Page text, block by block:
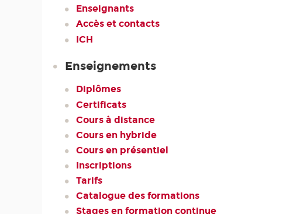
Enseignants
Accès et contacts
ICH
Enseignements
Diplômes
Certificats
Cours à distance
Cours en hybride
Cours en présentiel
Inscriptions
Tarifs
Catalogue des formations
Stages en formation continue